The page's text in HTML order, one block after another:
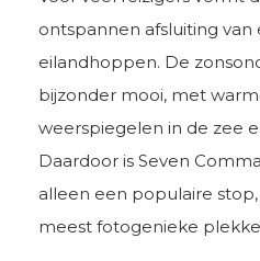
ontspannen afsluiting van
eilandhoppen. De
bijzonder mooi, met
weerspiegelen in de zee
Daardoor is Seven
alleen een populaire
meest fotogenieke